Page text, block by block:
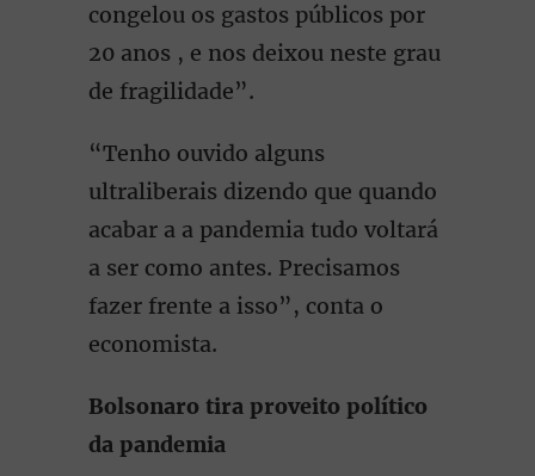
congelou os gastos públicos por
20 anos , e nos deixou neste grau
de fragilidade”.
“Tenho ouvido alguns
ultraliberais dizendo que quando
acabar a a pandemia tudo voltará
a ser como antes. Precisamos
fazer frente a isso”, conta o
economista.
Bolsonaro tira proveito político
da pandemia